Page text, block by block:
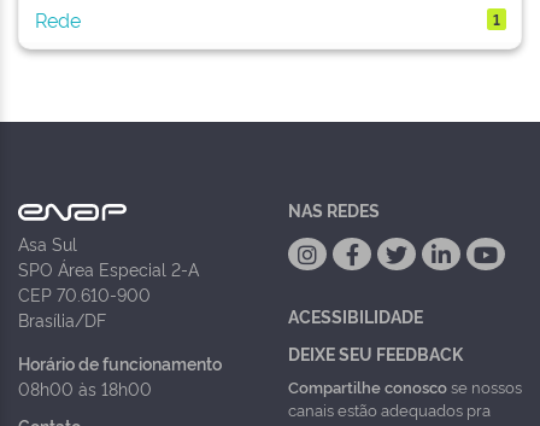
Rede 1
Asa Sul
SPO Área Especial 2-A
CEP 70.610-900
Brasília/DF
Horário de funcionamento
08h00 às 18h00
NAS REDES
ACESSIBILIDADE
DEIXE SEU FEEDBACK
Compartilhe conoscose nossos
canais estão adequados pra